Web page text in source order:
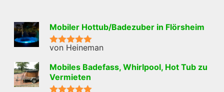
Mobiler Hottub/Badezuber in Flörsheim
Bewertet mit
von Heineman
Mobiles Badefass, Whirlpool, Hot Tub zu
Vermieten